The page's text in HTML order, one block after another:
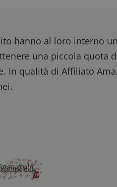
hanno al loro interno
una piccola quota
In qualità di Affiliato